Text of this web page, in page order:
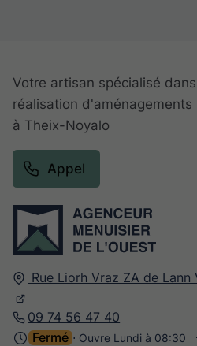
Rue Liorh Vraz ZA de Lann
09 74 56 47 40
Fermé ⋅ Ouvre Lundi à 08:30
Votre artisan spécialisé
réalisation
à Theix-Noyalo
Appel